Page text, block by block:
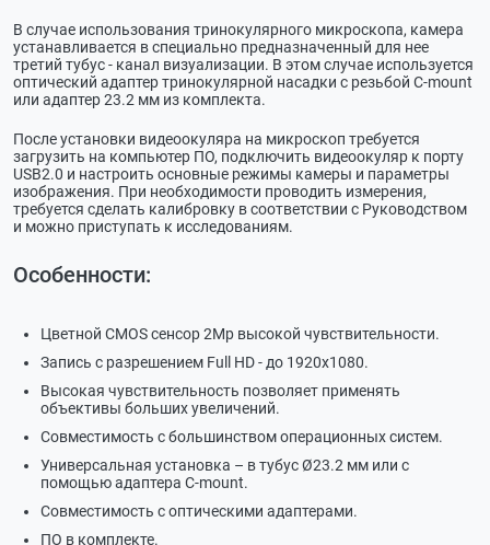
В случае использования тринокулярного микроскопа, камера
устанавливается в специально предназначенный для нее
третий тубус - канал визуализации. В этом случае используется
оптический адаптер тринокулярной насадки с резьбой С-mount
или адаптер 23.2 мм из комплекта.
После установки видеоокуляра на микроскоп требуется
загрузить на компьютер ПО, подключить видеоокуляр к порту
USB2.0 и настроить основные режимы камеры и параметры
изображения. При необходимости проводить измерения,
требуется сделать калибровку в соответствии с Руководством
и можно приступать к исследованиям.
Особенности:
Цветной CMOS сенсор 2Мр высокой чувствительности.
Запись с разрешением Full HD - до 1920x1080.
Высокая чувствительность позволяет применять
объективы больших увеличений.
Совместимость с большинством операционных систем.
Универсальная установка – в тубус Ø23.2 мм или с
помощью адаптера С-mount.
Совместимость с оптическими адаптерами.
ПО в комплекте.